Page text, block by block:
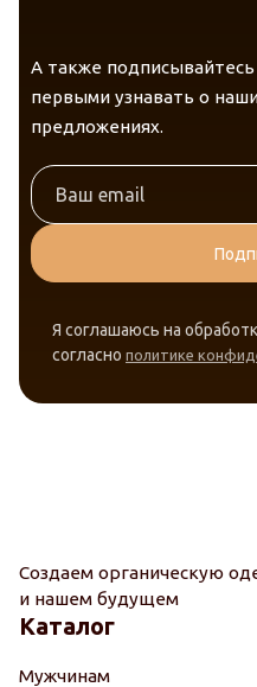
А также
первыми узнавать о
предложениях.
Я соглашаюсь на
согласно политике
Создаем органическую
и нашем будущем
Каталог
Мужчинам